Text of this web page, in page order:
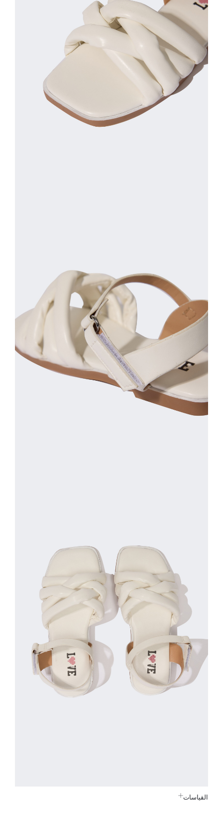
القياسات